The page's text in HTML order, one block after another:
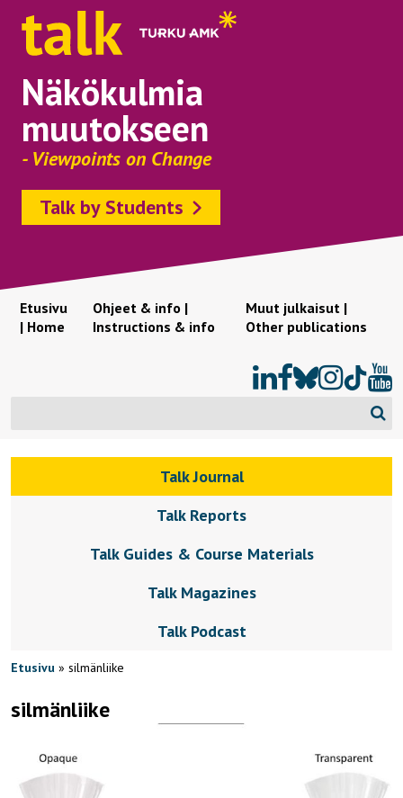
Näkökulmia
muutokseen
- Viewpoints on Change
Talk by Students
Etusivu
| Home
Ohjeet & info |
Instructions & info
Muut julkaisut |
Other publications
Talk Journal
Talk Reports
Talk Guides & Course Materials
Talk Magazines
Talk Podcast
Etusivu » silmänliike
silmänliike